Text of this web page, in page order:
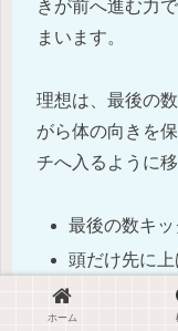
きが前へ進む力
まいます。
理想は、最後の
がら体の向きを
チへ入るように
最後の数キ
頭だけ先に上
一かき目の前
ホーム